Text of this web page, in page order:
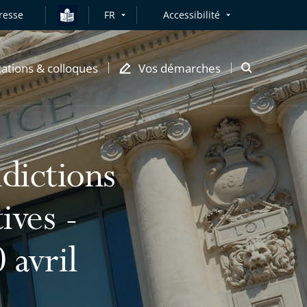
FR Accessibilité
& colloques Vos démarches
Ouvrir
la
modale
de
recherche
-
avril